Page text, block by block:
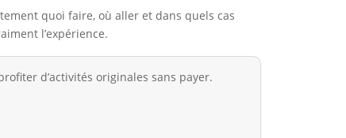
quoi faire, où aller et dans quels cas
l’expérience.
d’activités originales sans payer.